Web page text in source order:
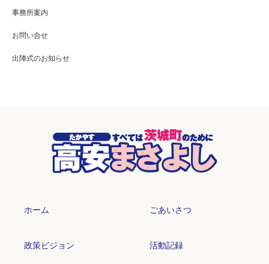
事務所案内
お問い合せ
出陣式のお知らせ
ホーム ごあいさつ
政策ビジョン 活動記録